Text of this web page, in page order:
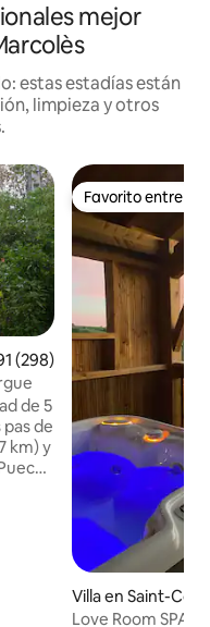
mejor
estas estadías están
limpieza y otros
promedio: 4.91 de
(298)
de 5
pas de
km) y
Favorito entre
Favorito entre
Villa en Saint-
noulès
Love Room SPA Nature Relajación